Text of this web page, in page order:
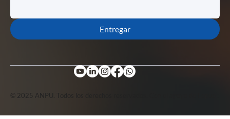
© 2025 ANPU. Todos los derechos reservados. Con el apoyo de Lopuo .
Entregar